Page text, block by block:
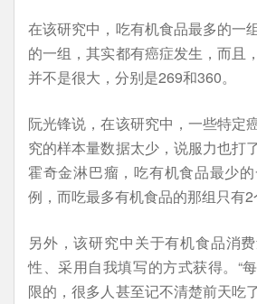
在该研究中，吃有机食品最多的一
的一组，其实都有癌症发生，而且
并不是很大，分别是269和360。
阮光锋说，在该研究中，一些特定
究的样本量数据太少，说服力也打
霍奇金淋巴瘤，吃有机食品最少
例，而吃最多有机食品的那组只有2
另外，该研究中关于有机食品消
性、采用自我填写的方式获得。“
限的，很多人甚至记不清楚前天吃